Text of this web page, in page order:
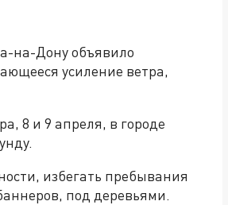
на-Дону объявило
усиление ветра,
8 и 9 апреля, в городе
избегать пребывания
под деревьями.